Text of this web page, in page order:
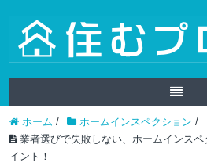
ホーム / ホームインスペクション /
業者選びで失敗しない、ホームインス
イント！